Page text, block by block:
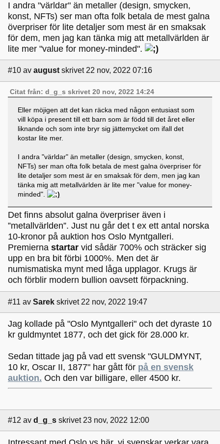
I andra "världar" än metaller (design, smycken,
konst, NFTs) ser man ofta folk betala de mest galna
överpriser för lite detaljer som mest är en smaksak
för dem, men jag kan tänka mig att metallvärlden är
lite mer "value for money-minded".
#10 av august skrivet 22 nov, 2022 07:16
Citat från: d_g_s skrivet 20 nov, 2022 14:24
Eller möjigen att det kan räcka med någon entusiast som
vill köpa i present till ett barn som är född till det året eller
liknande och som inte bryr sig jättemycket om ifall det
kostar lite mer.
I andra "världar" än metaller (design, smycken, konst,
NFTs) ser man ofta folk betala de mest galna överpriser för
lite detaljer som mest är en smaksak för dem, men jag kan
tänka mig att metallvärlden är lite mer "value for money-
minded".
Det finns absolut galna överpriser även i
”metallvärlden”. Just nu går det t ex ett antal norska
10-kronor på auktion hos Oslo Myntgalleri.
Premierna startar vid sådär 700% och sträcker sig
upp en bra bit förbi 1000%. Men det är
numismatiska mynt med låga upplagor. Krugs är
och förblir modern bullion oavsett förpackning.
#11 av Sarek skrivet 22 nov, 2022 19:47
Jag kollade på "Oslo Myntgalleri" och det dyraste 10
kr guldmyntet 1877, och det gick för 28.000 kr.
Sedan tittade jag på vad ett svensk "GULDMYNT,
10 kr, Oscar II, 1877" har gått för på en svensk
auktion. Och den var billigare, eller 4500 kr.
#12 av d_g_s skrivet 23 nov, 2022 12:00